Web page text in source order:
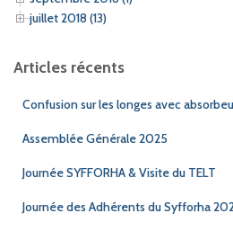
juillet 2018 (13)
Articles récents
Confusion sur les longes avec
Assemblée Générale 2025
Journée SYFFORHA & Visite du TELT
Journée des Adhérents du Syfforha